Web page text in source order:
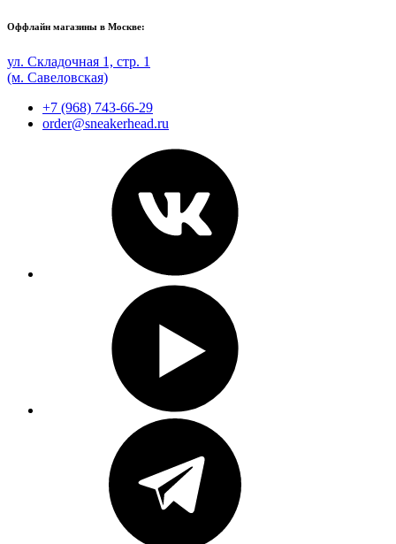
Оффлайн магазины в Москве:
ул. Складочная 1, стр. 1
(м. Савеловская)
+7 (968) 743-66-29
order@sneakerhead.ru